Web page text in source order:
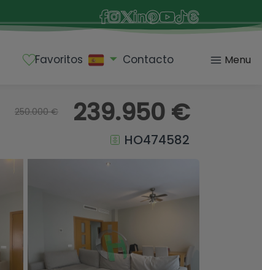
Favoritos Contacto Menu
250.000 € 239.950 €
HO474582